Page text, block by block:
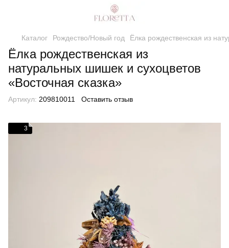
Каталог Рождество/Новый год Ёлка рождественская из
Ёлка рождественская из
натуральных шишек и сухоцветов
«Восточная сказка»
Артикул: 209810011 Оставить отзыв
3